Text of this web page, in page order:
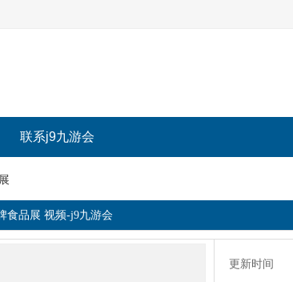
联系j9九游会
食品展 视频-j9九游会
更新时间